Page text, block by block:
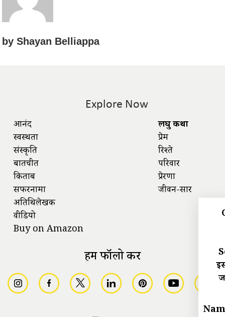
by Shayan Belliappa
Explore Now
आनंद
स्वस्थता
संस्कृति
बातचीत
किताबें
सफरनामा
अतिथिलेखक
वीडियो
Buy on Amazon
लघु कथा
प्रेम
रिश्ते
परिवार
प्रेरणा
जीवन-सार
हमें फॉलो करें